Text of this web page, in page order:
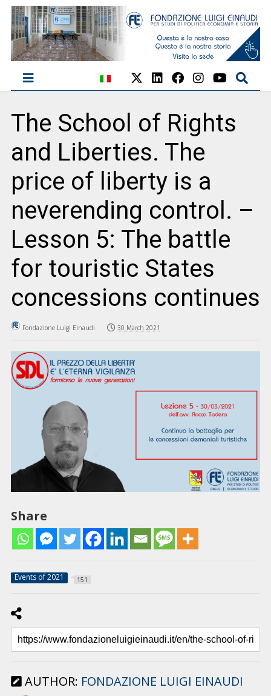
The School of Rights
and Liberties. The
price of liberty is a
neverending control. –
Lesson 5: The battle
for touristic States
concessions continues
Fondazione Luigi Einaudi 30 March 2021
Share
Events of 2021 151
AUTHOR: FONDAZIONE LUIGI EINAUDI